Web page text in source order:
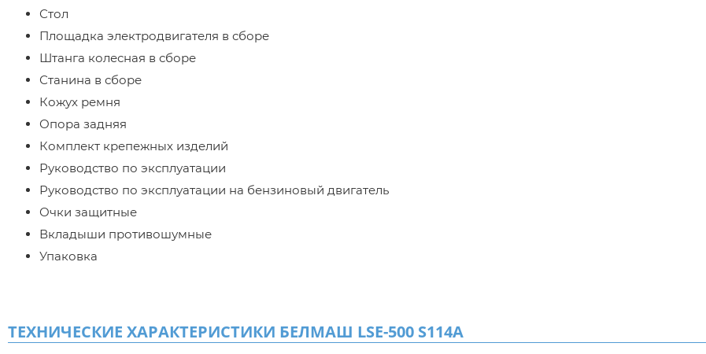
Стол
Площадка электродвигателя в сборе
Штанга колесная в сборе
Станина в сборе
Кожух ремня
Опора задняя
Комплект крепежных изделий
Руководство по эксплуатации
Руководство по эксплуатации на бензиновый двигатель
Очки защитные
Вкладыши противошумные
Упаковка
ТЕХНИЧЕСКИЕ ХАРАКТЕРИСТИКИ БЕЛМАШ LSE-500 S114A